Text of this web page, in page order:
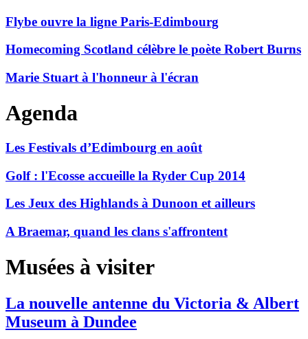
Flybe ouvre la ligne Paris-Edimbourg
Homecoming Scotland célèbre le poète Robert Burns
Marie Stuart à l'honneur à l'écran
Agenda
Les Festivals d’Edimbourg en août
Golf : l'Ecosse accueille la Ryder Cup 2014
Les Jeux des Highlands à Dunoon et ailleurs
A Braemar, quand les clans s'affrontent
Musées à visiter
La nouvelle antenne du Victoria & Albert
Museum à Dundee